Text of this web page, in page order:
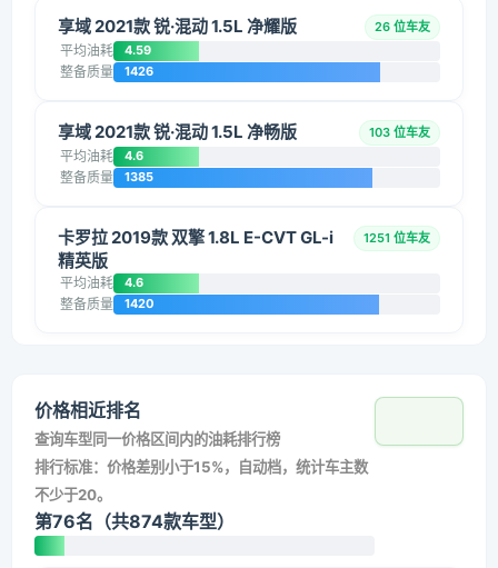
享域 2021款 锐·混动 1.5L 净耀版 26 位车友
平均油耗 4.59
整备质量 1426
享域 2021款 锐·混动 1.5L 净畅版 103 位车友
平均油耗 4.6
整备质量 1385
卡罗拉 2019款 双擎 1.8L E-CVT GL-i
精英版
1251 位车友
平均油耗 4.6
整备质量 1420
价格相近排名
查询车型同一价格区间内的油耗排行榜
排行标准：价格差别小于15%，自动档，统计车主数
不少于20。
第76名（共874款车型）